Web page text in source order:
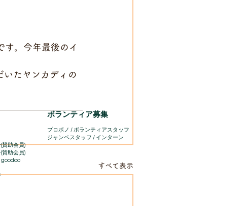
。今年最後のイ
いたヤンカディの
すべて表示
賛助会員)
賛助会員)
goodoo
ボランティア募集
プロボノ / ボランティアスタッフ
​ジャンベスタッフ / インターン